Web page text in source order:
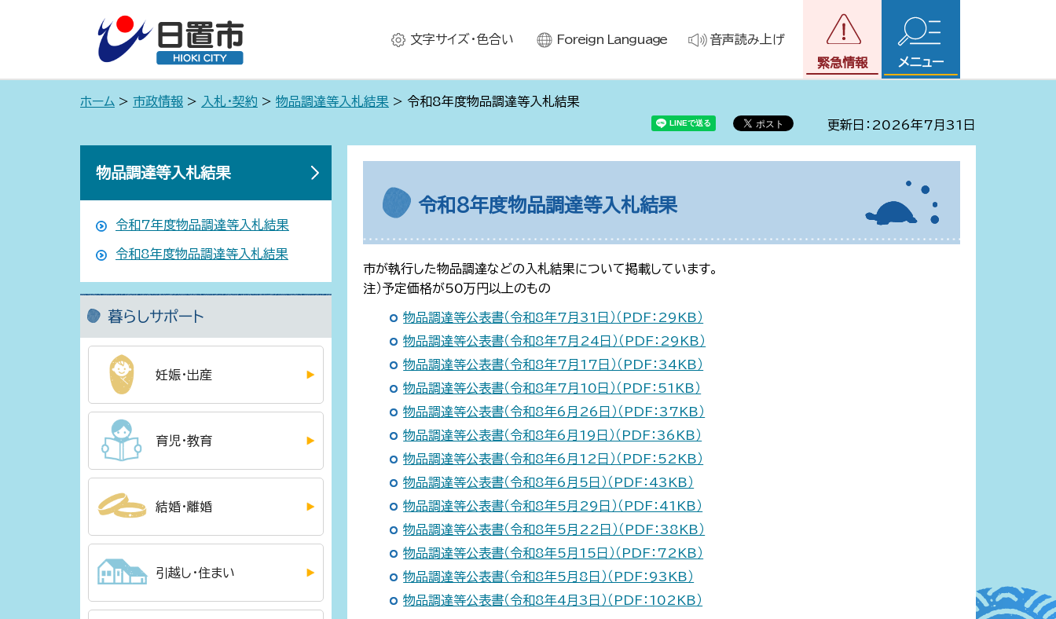
文字サイズ・色合い Foreign Language
音声読み上げ
緊急情報
メニュー
ホーム > 市政情報 > 入札・契約 > 物品調達等入札結果 > 令和8年度物品調達等入札結果
更新日：2026年7月31日
物品調達等入札結果
令和7年度物品調達等入札結果
令和8年度物品調達等入札結果
暮らしサポート
妊娠・出産
育児・教育
結婚・離婚
引越し・住まい
令和8年度物品調達等入札結果
市が執行した物品調達などの入札結果について掲載しています。
注）予定価格が50万円以上のもの
物品調達等公表書（令和8年7月31日）（PDF：29KB）
物品調達等公表書（令和8年7月24日）（PDF：29KB）
物品調達等公表書（令和8年7月17日）（PDF：34KB）
物品調達等公表書（令和8年7月10日）（PDF：51KB）
物品調達等公表書（令和8年6月26日）（PDF：37KB）
物品調達等公表書（令和8年6月19日）（PDF：36KB）
物品調達等公表書（令和8年6月12日）（PDF：52KB）
物品調達等公表書（令和8年6月5日）（PDF：43KB）
物品調達等公表書（令和8年5月29日）（PDF：41KB）
物品調達等公表書（令和8年5月22日）（PDF：38KB）
物品調達等公表書（令和8年5月15日）（PDF：72KB）
物品調達等公表書（令和8年5月8日）（PDF：93KB）
物品調達等公表書（令和8年4月3日）（PDF：102KB）